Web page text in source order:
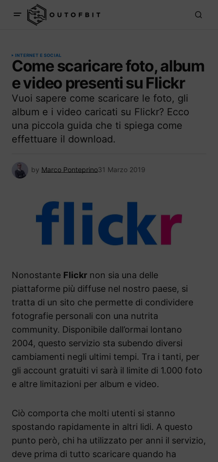
INTERNET E SOCIAL
Come scaricare foto, album
e video presenti su Flickr
Vuoi sapere come scaricare le foto, gli
album e i video caricati su Flickr? Ecco
una piccola guida che ti spiega come
effettuare il download.
by Marco Ponteprino31 Marzo 2019
Nonostante Flickr non sia una delle
piattaforme più diffuse nel nostro paese, si
tratta di un sito che permette di condividere
fotografie personali con una nutrita
community. Disponibile dall’ormai lontano
2004, questo servizio sta subendo diversi
cambiamenti negli ultimi tempi. Tra i tanti, per
gli account gratuiti vi sarà il limite di 1.000 foto
e altre limitazioni per album e video.
Ciò comporta che molti utenti si stanno
spostando rapidamente in altri lidi. A questo
punto però, chi ha utilizzato per anni il servizio,
deve prima di tutto scaricare quando ha